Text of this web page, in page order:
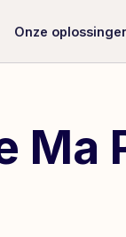
Onze
Ma